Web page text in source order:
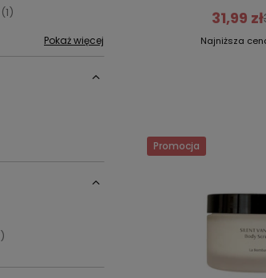
1
Pokaż więcej
31,99 zł
Najniższa
Promocja